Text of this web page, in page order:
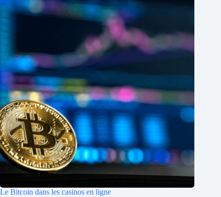
Le Bitcoin dans les casinos en ligne